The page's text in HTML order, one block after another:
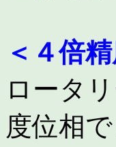
＜４倍
ロータ
度位相